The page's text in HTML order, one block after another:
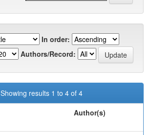
In order:
Authors/Record:
Showing results 1 to 4 of 4
Author(s)